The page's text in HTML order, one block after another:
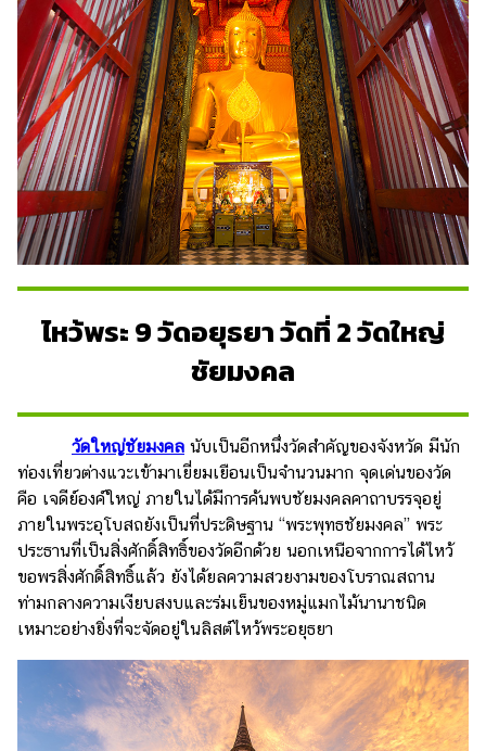
ไหว้พระ 9 วัดอยุธยา วัดที่ 2 วัดใหญ่
ชัยมงคล
วัดใหญ่ชัยมงคล นับเป็นอีกหนึ่งวัดสำคัญของจังหวัด มีนัก
ท่องเที่ยวต่างแวะเข้ามาเยี่ยมเยือนเป็นจำนวนมาก จุดเด่นของวัด
คือ เจดีย์องค์ใหญ่ ภายในได้มีการค้นพบชัยมงคลคาถาบรรจุอยู่
ภายในพระอุโบสถยังเป็นที่ประดิษฐาน “พระพุทธชัยมงคล” พระ
ประธานที่เป็นสิ่งศักดิ์สิทธิ์ของวัดอีกด้วย นอกเหนือจากการได้ไหว้
ขอพรสิ่งศักดิ์สิทธิ์แล้ว ยังได้ยลความสวยงามของโบราณสถาน
ท่ามกลางความเงียบสงบและร่มเย็นของหมู่แมกไม้นานาชนิด
เหมาะอย่างยิ่งที่จะจัดอยู่ในลิสต์ไหว้พระอยุธยา